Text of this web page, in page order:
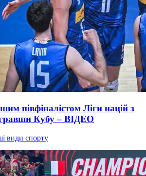
півфіналістом Ліги націй з
Кубу – ВІДЕО
види спорту